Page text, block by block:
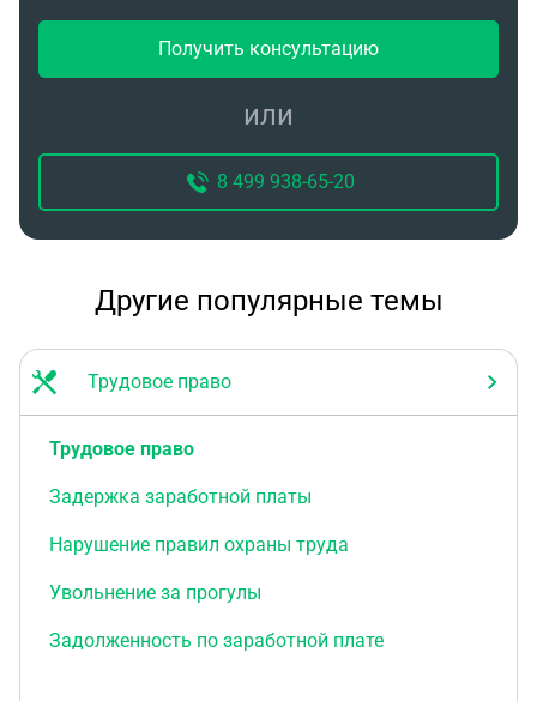
Получить консультацию
или
8 499 938-65-20
Другие популярные темы
Трудовое право
Трудовое право
Задержка заработной платы
Нарушение правил охраны труда
Увольнение за прогулы
Задолженность по заработной плате